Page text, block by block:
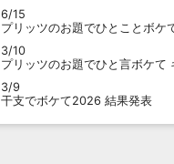
6/15
プリッツのお題でひとことボケ
3/10
プリッツのお題でひと言ボケて
3/9
干支でボケて2026 結果発表